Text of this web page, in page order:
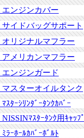
エンジンカバー
サイドバッグサポート
オリジナルマフラー
アメリカンマフラー
エンジンガード
マスターオイルタンク
ﾏｽﾀｰｼﾘﾝﾀﾞｰﾀﾝｸｶﾊﾞｰ
NISSINﾏｽﾀｰﾀﾝｸ用ｷｬｯﾌﾟ
ﾐﾗｰﾎｰﾙｶﾊﾞｰﾎﾞﾙﾄ